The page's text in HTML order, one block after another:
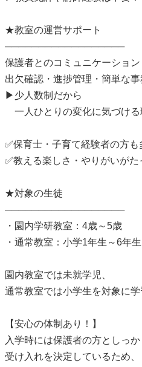
★教室の運営サポート
──────────────────
保護者とのコミュニケーション
出欠確認・進捗管理・簡単な
▶少人数制だから
一人ひとりの変化に気づけ
✅保育士・子育て経験者の方も
✅教える楽しさ・やりがいが
★対象の生徒
──────────────────
・園内学研教室：4歳～5歳
・通常教室：小学1年生～6年生
園内教室では未就学児、
通常教室では小学生を対象に学
【安心の体制あり！】
入学時には保護者の方としっか
受け入れを決定しているため、